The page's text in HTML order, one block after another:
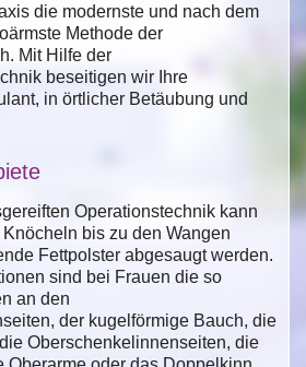
die modernste und nach dem
Methode der
Mit Hilfe der
beseitigen wir Ihre
in örtlicher Betäubung und
Operationstechnik kann
bis zu den Wangen
Fettpolster abgesaugt werden.
sind bei Frauen die so
an den
der kugelförmige Bauch, die
Oberschenkelinnenseiten, die